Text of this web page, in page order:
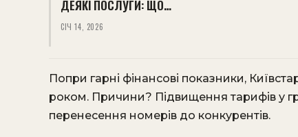
ДЕЯКІ ПОСЛУГИ: ЩО…
СІЧ 14, 2026
Попри гарні фінансові показники,
роком. Причини? Підвищення тарифів у
перенесення номерів до конкурентів.